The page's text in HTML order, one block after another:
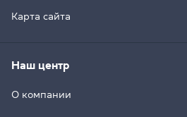
Карта сайта
Наш центр
О компании